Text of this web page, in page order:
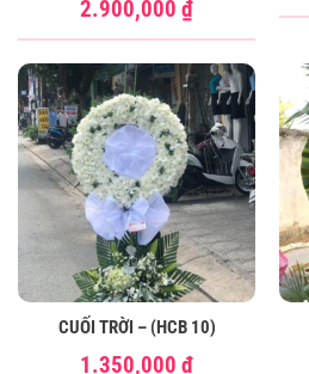
2.900,000 ₫
CUỐI TRỜI – (HCB 10)
1.350,000 ₫